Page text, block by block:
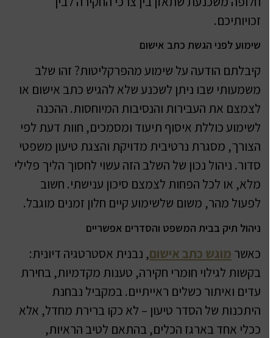
זכויותיכם.
שימוע לפני הגשת כתב אישום
קיבלתם הודעה על שימוע מהפרקליטות? זהו שלב
משמעותי שבו ניתן לשכנע שלא להגיש כתב אישום או
לצמצם את העבירות והנסיבות המיוחסות. ההכנה
לשימוע כוללת איסוף תיעוד ומסמכים, חוות דעת לפי
הצורך, מסגרת נרטיבית מדויקת והצגת טיעון משפטי
סדור. ניהול נכון של השלב הזה עשוי לחסוך הליך פלילי
מלא, או לכל הפחות לצמצם סיכון ענישתי. חשוב
לפעול מהר, משום שלשימוע קיים חלון זמנים מוגבל.
ניהול תיק בבית המשפט והסדרים אפשריים
כאשרמוגש כתב אישום, נבנית אסטרטגיה דיונית:
בקשות לגילוי חומרי חקירה, טענות מקדמיות, בחירת
עדים ואיתור כשלים ראייתיים. במקביל נבחנת
היתכנות של הסדר טיעון – לא כקו ברירת מחדל, אלא
ככלי אחד בארגז הכלים, בהתאם לטיב הראיות,